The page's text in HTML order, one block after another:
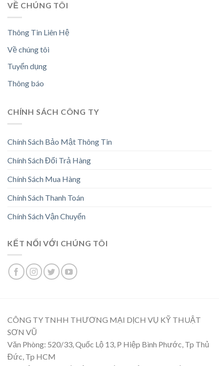
VỀ CHÚNG TÔI
Thông Tin Liên Hệ
Về chúng tôi
Tuyển dụng
Thông báo
CHÍNH SÁCH CÔNG TY
Chính Sách Bảo Mật Thông Tin
Chính Sách Đổi Trả Hàng
Chính Sách Mua Hàng
Chính Sách Thanh Toán
Chính Sách Vận Chuyển
KẾT NỐI VỚI CHÚNG TÔI
CÔNG TY TNHH THƯƠNG MẠI DỊCH VỤ KỸ THUẬT
SƠN VŨ
Văn Phòng: 520/33, Quốc Lộ 13, P Hiệp Bình Phước, Tp Thủ
Đức, Tp HCM